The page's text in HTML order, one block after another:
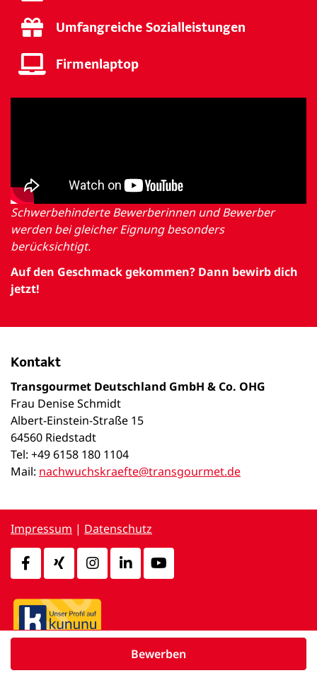
Umfangreiche Sozialleistungen
Firmenlaptop
Schwerbehinderte Bewerberinnen und Bewerber
werden bei gleicher Eignung besonders
berücksichtigt.
Auf den Geschmack gekommen? Dann bewirb dich
jetzt!
Kontakt
Transgourmet Deutschland GmbH & Co. OHG
Frau Denise Schmidt
Albert-Einstein-Straße 15
64560 Riedstadt
Tel: +49 6158 180 1104
Mail: nachwuchskraefte@transgourmet.de
Bewerben
Impressum | Datenschutz